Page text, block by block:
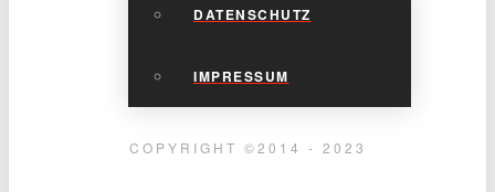
DATENSCHUTZ
IMPRESSUM
COPYRIGHT ©2014 - 2023